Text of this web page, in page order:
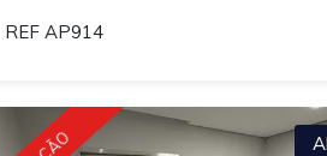
REF AP914